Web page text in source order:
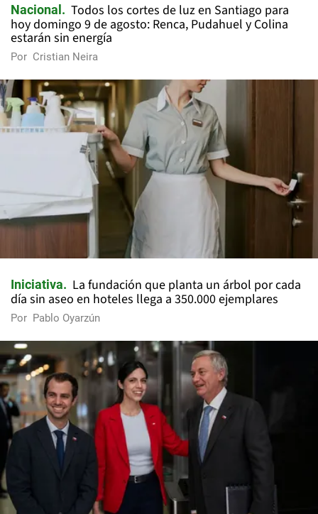
Nacional
Todos los cortes de luz en Santiago para
hoy domingo 9 de agosto: Renca, Pudahuel y Colina
estarán sin energía
Por Cristian Neira
Iniciativa
La fundación que planta un árbol por cada
día sin aseo en hoteles llega a 350.000 ejemplares
Por Pablo Oyarzún